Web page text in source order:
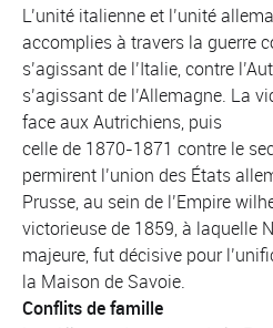
L’unité italienne et l’unité
accomplies à travers la guerre
s’agissant de l’Italie, contre
s’agissant de l’Allemagne. La
face aux Autrichiens, puis
celle de 1870-1871 contre le
permirent l’union des États
Prusse, au sein de l’Empire
victorieuse de 1859, à laquelle
majeure, fut décisive pour
la Maison de Savoie.
Conflits de famille